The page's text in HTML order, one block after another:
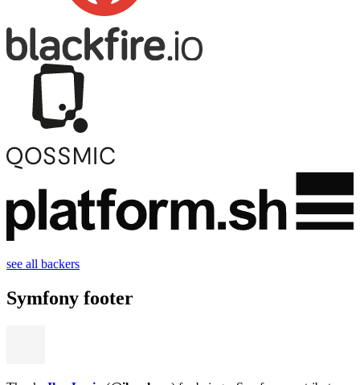
see all backers
Symfony footer